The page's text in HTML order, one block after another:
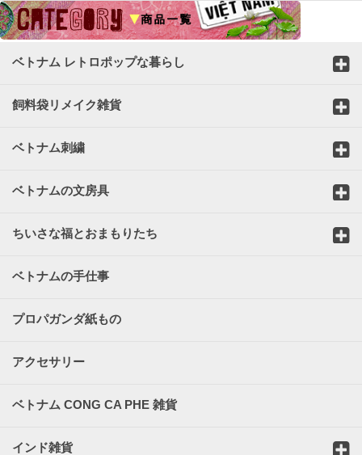
ベトナム レトロポップな暮らし
飼料袋リメイク雑貨
ベトナム刺繍
ベトナムの文房具
ちいさな福とおまもりたち
ベトナムの手仕事
プロパガンダ紙もの
アクセサリー
ベトナム CONG CA PHE 雑貨
インド雑貨